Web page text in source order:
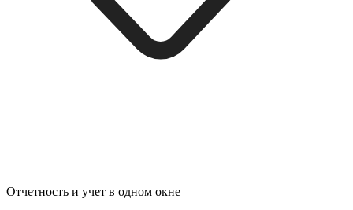
Отчетность и учет в одном окне